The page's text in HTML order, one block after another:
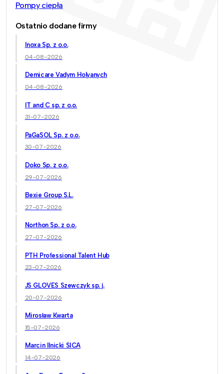
Pompy ciepła
Ostatnio dodane firmy
Inoxa Sp. z o.o.
04-08-2026
Demicare Vadym Holyanych
04-08-2026
IT and C sp. z o.o.
31-07-2026
PaGaSOL Sp. z o.o.
30-07-2026
Doko Sp. z o.o.
29-07-2026
Bexie Group S.L.
27-07-2026
Northon Sp. z o.o.
27-07-2026
PTH Professional Talent Hub
23-07-2026
JS GLOVES Szewczyk sp. j.
20-07-2026
Mirosław Kwarta
15-07-2026
Marcin Ilnicki SICA
14-07-2026